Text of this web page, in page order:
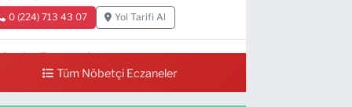
0 (224) 713 43 07 Yol Tarifi Al
Sevim Eczanesi
MAH. 6 EYLÜL CAD. NO:12 A(GRAND
DÜĞÜN SALONU ALTI)
Tüm Nöbetçi Eczaneler